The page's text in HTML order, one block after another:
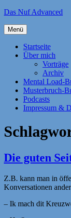
Zum
springen
Das Nuf Advanced
Menü
Startseite
Über mich
Vorträge
Archiv
Mental Load-
Musterbruch-
Podcasts
Impressum &
Die guten
Z.B. kann man in
Konversationen
– Ik mach dit